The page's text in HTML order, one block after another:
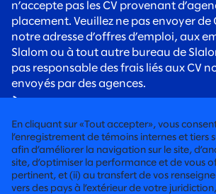
n’accepte pas les CV provenant
placement. Veuillez ne pas envoyer de
notre adresse d’offres d’emploi, aux
Slalom ou à tout autre bureau de
pas responsable des frais liés aux CV
envoyés par des agences.
de recrutement. Les recruteurs de
communiqueront toujours avec vous à
adresse courriel @slalom.com, et
jamais de frais aux candidats dans le
processus d’embauche.
En cliquant sur «Tout accepter», vous
l’enregistrement de témoins internes et tiers
afin d’améliorer la navigation sur le site,
site, d’optimiser la performance et de vous
pertinent, et (ii) au transfert de vos
vers des pays à l’extérieur de votre